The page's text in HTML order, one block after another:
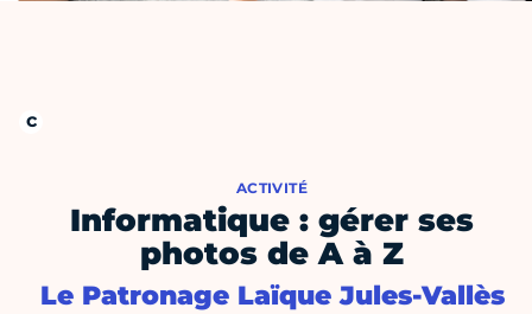
ACTIVITÉ
Informatique : gérer ses
photos de A à Z
Le Patronage Laïque Jules-Vallès